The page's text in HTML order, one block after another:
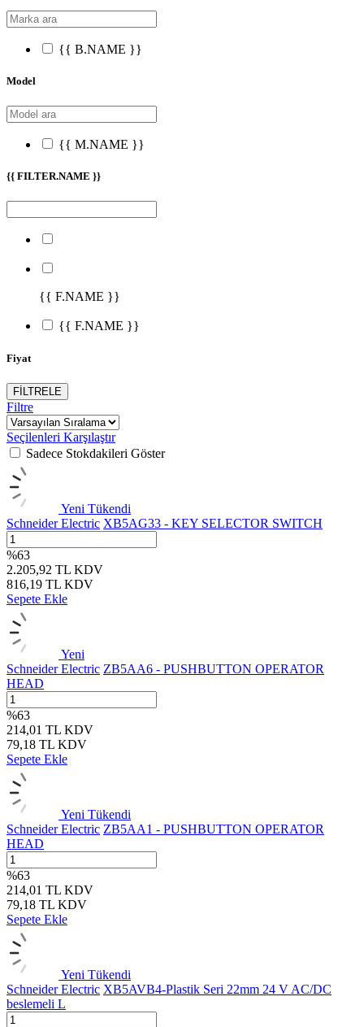
{{ B.NAME }}
Model
{{ M.NAME }}
{{ FILTER.NAME }}
{{ F.NAME }}
{{ F.NAME }}
Fiyat
FİLTRELE
Filtre
Seçilenleri Karşılaştır
Sadece Stokdakileri Göster
Yeni Tükendi
Schneider Electric XB5AG33 - KEY SELECTOR SWITCH
%63
2.205,92 TL KDV
816,19 TL KDV
Sepete Ekle
Yeni
Schneider Electric ZB5AA6 - PUSHBUTTON OPERATOR
HEAD
%63
214,01 TL KDV
79,18 TL KDV
Sepete Ekle
Yeni Tükendi
Schneider Electric ZB5AA1 - PUSHBUTTON OPERATOR
HEAD
%63
214,01 TL KDV
79,18 TL KDV
Sepete Ekle
Yeni Tükendi
Schneider Electric XB5AVB4-Plastik Seri 22mm 24 V AC/DC
beslemeli L